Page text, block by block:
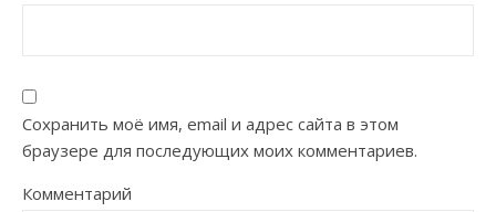
Сохранить моё имя, email и адрес сайта в этом
браузере для последующих моих комментариев.
Комментарий